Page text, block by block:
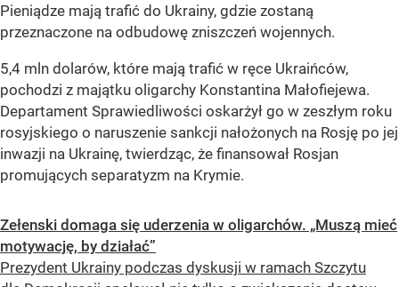
Pieniądze mają trafić do Ukrainy, gdzie zostaną
przeznaczone na odbudowę zniszczeń wojennych.
5,4 mln dolarów, które mają trafić w ręce Ukraińców,
pochodzi z majątku oligarchy Konstantina Małofiejewa.
Departament Sprawiedliwości oskarżył go w zeszłym roku
rosyjskiego o naruszenie sankcji nałożonych na Rosję po jej
inwazji na Ukrainę, twierdząc, że finansował Rosjan
promujących separatyzm na Krymie.
Zełenski domaga się uderzenia w oligarchów. „Muszą mieć
motywację, by działać”
Prezydent Ukrainy podczas dyskusji w ramach Szczytu